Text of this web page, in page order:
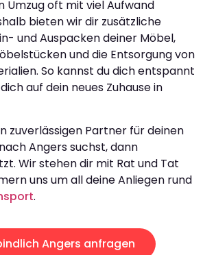
Umzug oft mit viel Aufwand
bieten wir dir zusätzliche
und Auspacken deiner Möbel,
und die Entsorgung von
So kannst du dich entspannt
auf dein neues Zuhause in
zuverlässigen Partner für deinen
Angers suchst, dann
Wir stehen dir mit Rat und Tat
uns um all deine Anliegen rund
.
Angers anfragen